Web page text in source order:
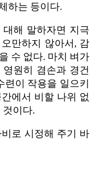
하는 등이다.
해 말하자면 지극
만하지 않아서, 감
수 없다. 마치 벼가
원히 겸손과 경건
이 작용을 일으키
에서 비할 나위 없
것이다.
로 시정해 주기 바